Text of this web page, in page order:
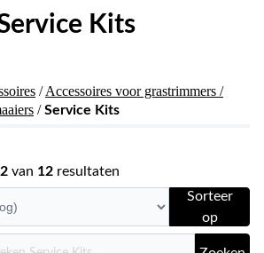
Kits
/Accessoires voor grastrimmers /
/Service Kits
van 12 resultaten
Sorteer
op